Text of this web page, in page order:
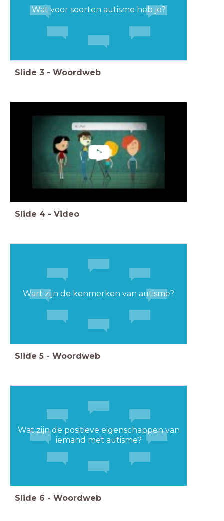
Wat voor soorten autisme heb je?
Slide 3 - Woordweb
Slide 4 - Video
Wart zijn de kenmerken van autisme?
Slide 5 - Woordweb
Wat zijn de positieve eigenschappen van
iemand met autisme?
Slide 6 - Woordweb